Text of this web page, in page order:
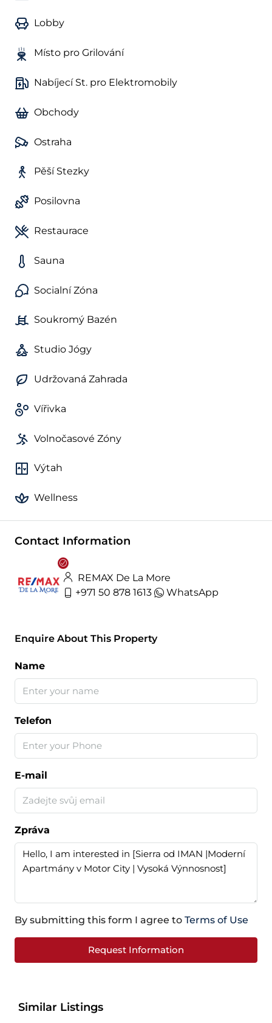
Lobby
Místo pro Grilování
Nabíjecí St. pro Elektromobily
Obchody
Ostraha
Pěší Stezky
Posilovna
Restaurace
Sauna
Socialní Zóna
Soukromý Bazén
Studio Jógy
Udržovaná Zahrada
Vířivka
Volnočasové Zóny
Výtah
Wellness
Contact Information
REMAX De La More
+971 50 878 1613
WhatsApp
Enquire About This Property
Name
Telefon
E-mail
Zpráva
By submitting this form I agree to Terms of Use
Request Information
Similar Listings